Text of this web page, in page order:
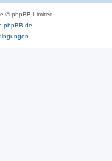
© phpBB Limited
phpBB.de